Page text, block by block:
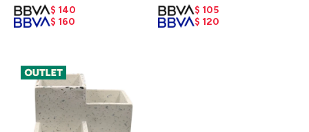
$ 140
$ 160
$ 105
$ 120